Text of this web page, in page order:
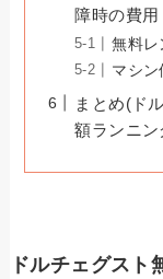
障時の費用
無料レ
マシン
まとめ(ド
額ランニン
ドルチェグスト